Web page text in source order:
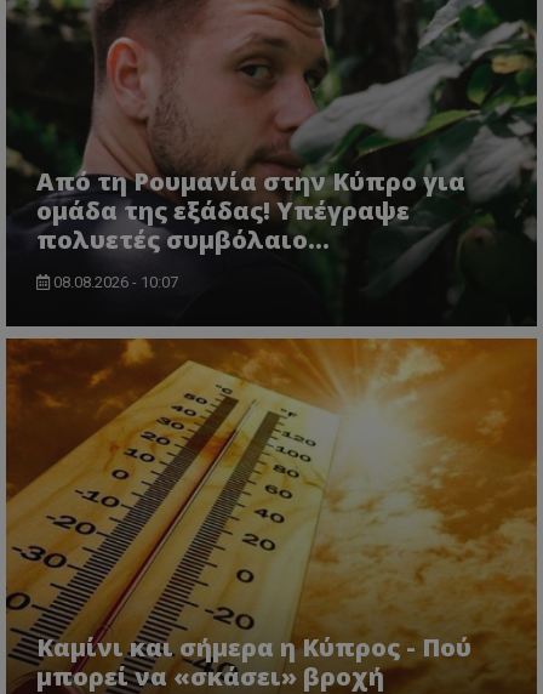
Από τη Ρουμανία στην Κύπρο για
ομάδα της εξάδας! Υπέγραψε
πολυετές συμβόλαιο...
08.08.2026 - 10:07
Καμίνι και σήμερα η Κύπρος - Πού
μπορεί να «σκάσει» βροχή